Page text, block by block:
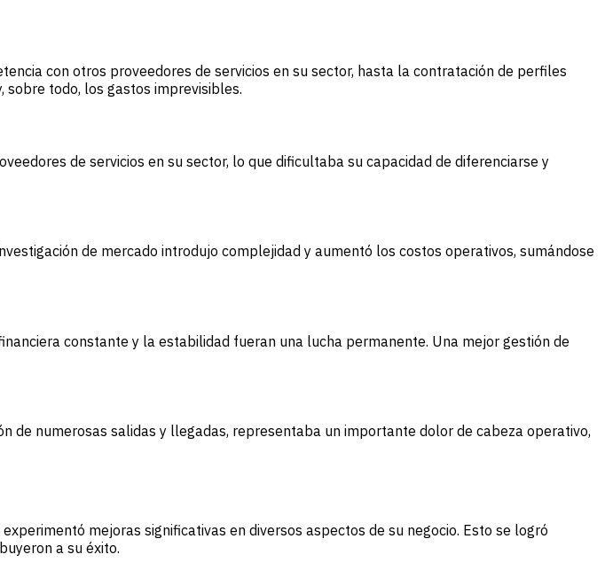
con otros proveedores de servicios en su sector, hasta la contratación de perfiles
todo, los gastos imprevisibles.
de servicios en su sector, lo que dificultaba su capacidad de diferenciarse y
de mercado introdujo complejidad y aumentó los costos operativos, sumándose
constante y la estabilidad fueran una lucha permanente. Una mejor gestión de
de numerosas salidas y llegadas, representaba un importante dolor de cabeza operativo,
mejoras significativas en diversos aspectos de su negocio. Esto se logró
a su éxito.